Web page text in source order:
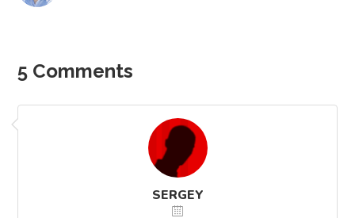
5 Comments
SERGEY